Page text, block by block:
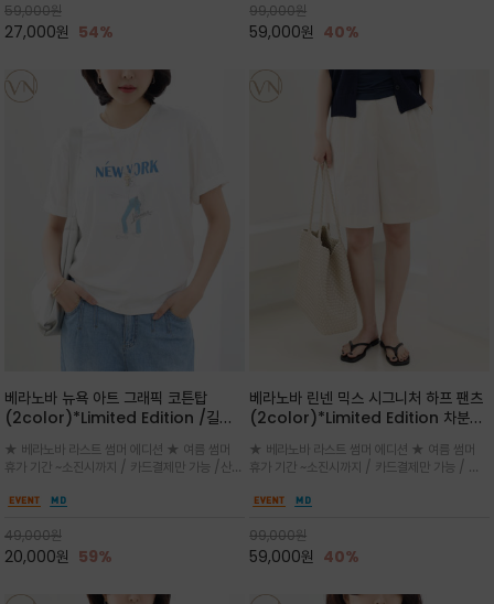
59,000원
27,000원 54%
99,000원
59,000원 40%
베라노바 뉴욕 아트 그래픽 코튼탑
(2color)*Limited Edition /길어
세요 ^^
★ 베라노바 라스트 썸머 에디션 ★ 여름 썸머
휴가 기간 ~소진시까지 / 카드결제만 가능 /산뜻
레터링과 감각적인 일러스트 프린트가 어우러져
49,000원
20,000원 59%
베라노바 린넨 믹스 시그니처 하프 팬츠
(2color)*Limited Edition 차분한
진 여름의 끝자락까지 멋스럽게 연출하
세요 ^^
★ 베라노바 라스트 썸머 에디션 ★ 여름 썸머
휴가 기간 ~소진시까지 / 카드결제만 가능 / 앞
게 체형을 커버해 우아한 비율을 완성
99,000원
59,000원 40%